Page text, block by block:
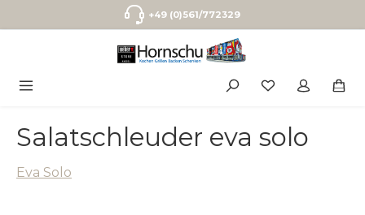
Zum Hauptinhalt springen+49 (0)561/772329
Salatschleuder eva solo
Eva Solo